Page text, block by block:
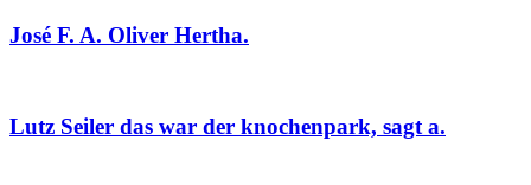
José F. A. Oliver Hertha.
Lutz Seiler das war der knochenpark, sagt a.